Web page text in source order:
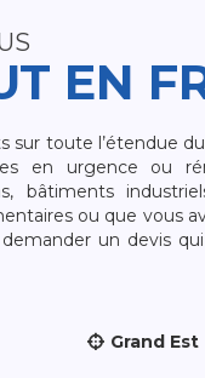
EN
sur toute l’étendue
en urgence ou
bâtiments
ou que vous
un devis
Grand Est